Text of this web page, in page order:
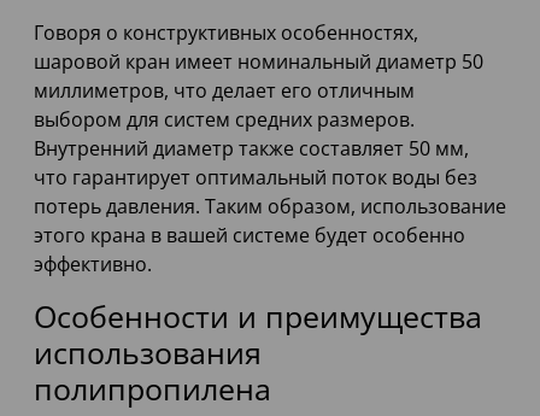
Говоря о конструктивных особенностях,
шаровой кран имеет номинальный диаметр 50
миллиметров, что делает его отличным
выбором для систем средних размеров.
Внутренний диаметр также составляет 50 мм,
что гарантирует оптимальный поток воды без
потерь давления. Таким образом, использование
этого крана в вашей системе будет особенно
эффективно.
Особенности и преимущества
использования
полипропилена